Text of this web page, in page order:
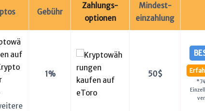
Gebühr
Zahlungs-
optionen
Mindest-
einzahlung
1% 50$